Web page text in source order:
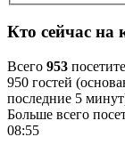
Кто сейчас на
Всего 953
950 гостей
последние 5
Больше всего
08:55